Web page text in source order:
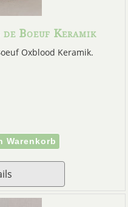
Boeuf Keramik
Oxblood Keramik.